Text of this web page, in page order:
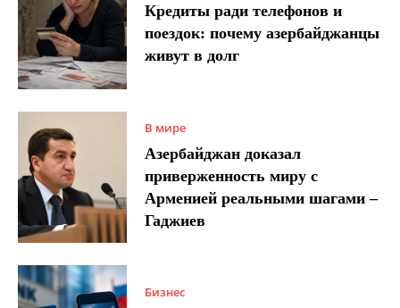
Кредиты ради телефонов и
поездок: почему азербайджанцы
живут в долг
В мире
Азербайджан доказал
приверженность миру с
Арменией реальными шагами –
Гаджиев
Бизнес